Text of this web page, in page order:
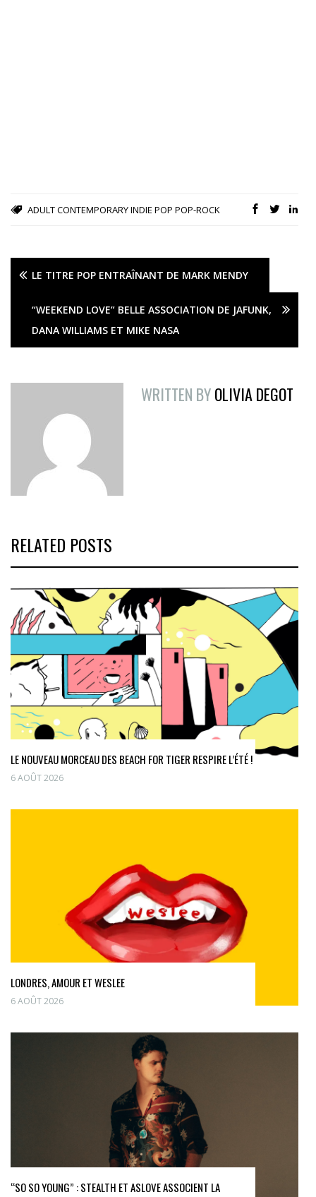
ADULT CONTEMPORARYINDIE POP POP-ROCK
LE TITRE POP ENTRAÎNANT DE MARK MENDY
“WEEKEND LOVE” BELLE ASSOCIATION DE JAFUNK,
DANA WILLIAMS ET MIKE NASA
WRITTEN BYOLIVIA DEGOT
RELATED POSTS
LE NOUVEAU MORCEAU DES BEACH FOR TIGER RESPIRE L’ÉTÉ !
6 AOÛT 2026
LONDRES, AMOUR ET WESLEE
6 AOÛT 2026
“SO SO YOUNG” : STEALTH ET ASLOVE ASSOCIENT LA